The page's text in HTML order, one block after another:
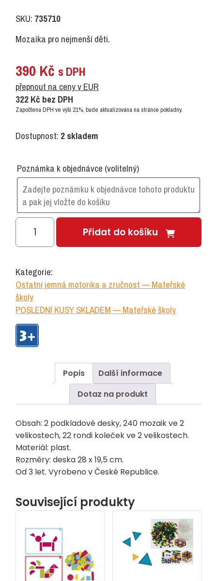
SKU: 735710
Mozaika pro nejmenší děti.
390 Kč s DPH
přepnout na ceny v EUR
322Kč bez DPH
Započtena DPH ve výši 21%, bude aktualizována na stránce pokladny.
Dostupnost: 2 skladem
Poznámka k objednávce (volitelný)
Mozaika
Rondi
množství
Přidat do košíku
Kategorie:
Ostatní jemná motorika a zručnost — Mateřské
školy
POSLEDNÍ KUSY SKLADEM — Mateřské školy
Popis
Další informace
Dotaz na produkt
Obsah: 2 podkladové desky, 240 mozaik ve 2
velikostech, 22 rondi koleček ve 2 velikostech.
Materiál: plast.
Rozměry: deska 28 x 19,5 cm.
Od 3 let. Vyrobeno v České Republice.
Související produkty